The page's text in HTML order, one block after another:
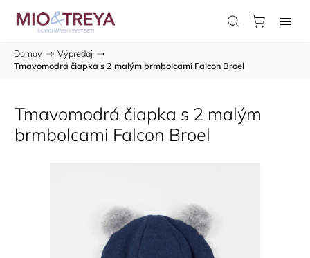
Domov / Výpredaj /
Tmavomodrá čiapka s 2 malým brmbolcami Falcon Broel
Tmavomodrá čiapka s 2 malým
brmbolcami Falcon Broel